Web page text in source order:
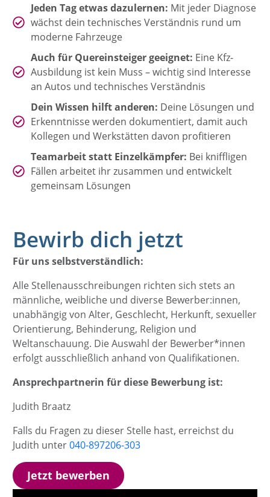
Jeden Tag etwas dazulernen: Mit jeder Diagnose
wächst dein technisches Verständnis rund um
moderne Fahrzeuge
Auch für Quereinsteiger geeignet: Eine Kfz-
Ausbildung ist kein Muss – wichtig sind Interesse
an Autos und technisches Verständnis
Dein Wissen hilft anderen: Deine Lösungen und
Erkenntnisse werden dokumentiert, damit auch
Kollegen und Werkstätten davon profitieren
Teamarbeit statt Einzelkämpfer: Bei kniffligen
Fällen arbeitet ihr zusammen und entwickelt
gemeinsam Lösungen
Bewirb dich jetzt
Für uns selbstverständlich:
Alle Stellenausschreibungen richten sich stets an
männliche, weibliche und diverse Bewerber:innen,
unabhängig von Alter, Geschlecht, Herkunft, sexueller
Orientierung, Behinderung, Religion und
Weltanschauung. Die Auswahl der Bewerber*innen
erfolgt ausschließlich anhand von Qualifikationen.
Ansprechpartnerin für diese Bewerbung ist:
Judith Braatz
Falls du Fragen zu dieser Stelle hast, erreichst du
Judith unter040-897206-303
Jetzt bewerben